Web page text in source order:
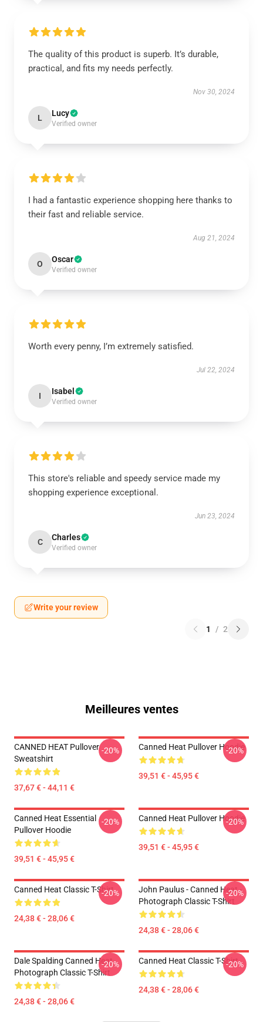
The quality of this product is superb. It’s durable,
practical, and fits my needs perfectly.
Nov 30, 2024
L Lucy
Verified owner
I had a fantastic experience shopping here thanks to
their fast and reliable service.
Aug 21, 2024
O Oscar
Verified owner
Worth every penny, I’m extremely satisfied.
Jul 22, 2024
I Isabel
Verified owner
This store's reliable and speedy service made my
shopping experience exceptional.
Jun 23, 2024
C Charles
Verified owner
Write your review
1 / 2
Meilleures ventes
CANNED HEAT Pullover
Sweatshirt
37,67 € - 44,11 €
-20% Canned Heat Pullover Hoodie
39,51 € - 45,95 €
-20%
Canned Heat Essential
Pullover Hoodie
39,51 € - 45,95 €
-20% Canned Heat Pullover Hoodie
39,51 € - 45,95 €
-20%
Canned Heat Classic T-Shirt
24,38 € - 28,06 €
-20%
John Paulus - Canned Heat -
Photograph Classic T-Shirt
24,38 € - 28,06 €
-20%
Dale Spalding Canned Heat
Photograph Classic T-Shirt
24,38 € - 28,06 €
-20% Canned Heat Classic T-Shirt
24,38 € - 28,06 €
-20%